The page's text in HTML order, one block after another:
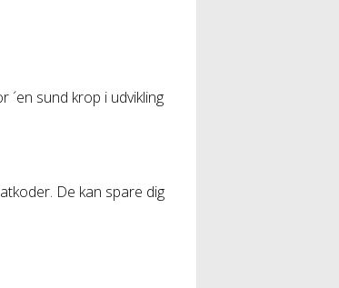
sund krop i udvikling
De kan spare dig